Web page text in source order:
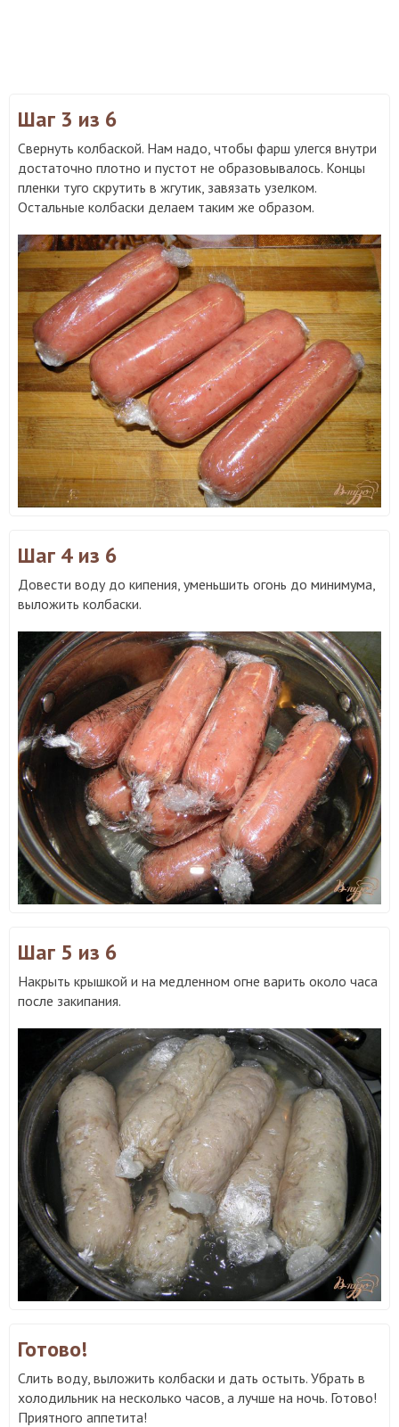
Шаг 3 из 6
Свернуть колбаской. Нам надо, чтобы фарш улегся внутри
достаточно плотно и пустот не образовывалось. Концы
пленки туго скрутить в жгутик, завязать узелком.
Остальные колбаски делаем таким же образом.
Шаг 4 из 6
Довести воду до кипения, уменьшить огонь до минимума,
выложить колбаски.
Шаг 5 из 6
Накрыть крышкой и на медленном огне варить около часа
после закипания.
Готово!
Слить воду, выложить колбаски и дать остыть. Убрать в
холодильник на несколько часов, а лучше на ночь. Готово!
Приятного аппетита!